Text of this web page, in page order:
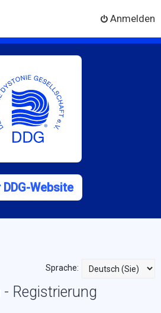
Anmelden
DDG-Website
Sprache:
Registrierung